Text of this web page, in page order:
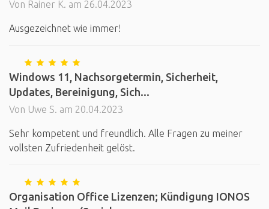
Von Rainer K. am 26.04.2023
Ausgezeichnet wie immer!
Windows 11, Nachsorgetermin, Sicherheit,
Updates, Bereinigung, Sich...
Von Uwe S. am 20.04.2023
Sehr kompetent und freundlich. Alle Fragen zu meiner
vollsten Zufriedenheit gelöst.
Organisation Office Lizenzen; Kündigung IONOS